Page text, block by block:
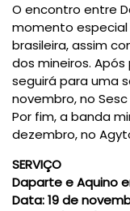
O encontro entre
momento
brasileira, assim
dos mineiros.
seguirá para uma
novembro, no
Por fim, a banda
dezembro, no
SERVIÇO
Daparte e Aquino
Data:19 de